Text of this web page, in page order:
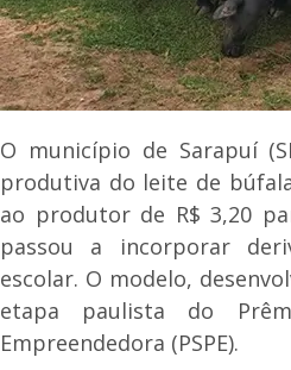
O município de Sarapuí
produtiva do leite de
ao produtor de R$ 3,20
passou a incorporar
escolar. O modelo,
etapa paulista do
Empreendedora (PSPE).